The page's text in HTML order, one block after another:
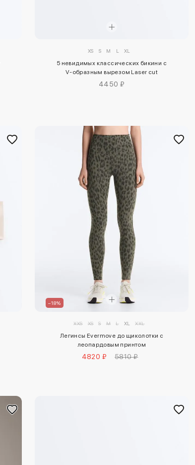
XS S M L XL
5 невидимых классических бикини с
V-образным вырезом Laser cut
4450 ₽
–18%
XXS XS S M L XL XXL
Легинсы Evermove до щиколотки с
леопардовым принтом
4820 ₽ 5810 ₽